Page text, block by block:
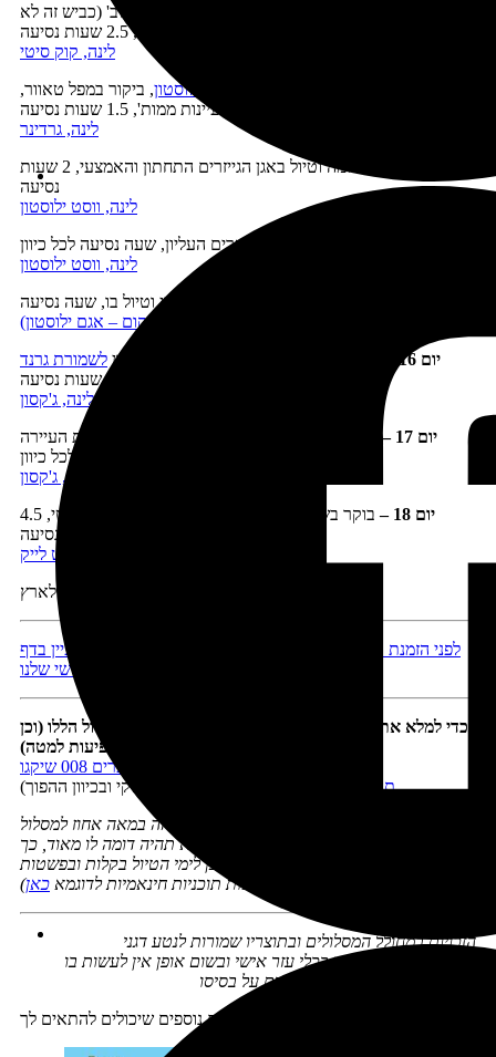
כניסה לשמורת ילוסטון דרך כביש 'שן הדוב' (כביש זה לא
מתאים לקרוואנים ארוכים), 2.5 שעות נסיעה
לינה, קוק סיטי
שמורת ילוסטון, ביקור במפל טאוור,
ואחר הצהריים טיול במעיינות ממות', 1.5 שעות נסיעה
לינה, גרדינר
נסיעה דרומה וטיול באגן הגייזרים התחתון והאמצעי, 2 שעות
נסיעה
לינה, ווסט ילוסטון
טיול באגן הגייזרים העליון, שעה נסיעה לכל כיוון
לינה, ווסט ילוסטון
נסיעה לגרנד קניון של הילוסטון וטיול בו, שעה נסיעה
לינה, קניון (ואם אין מקום – אגם ילוסטון)
יום 16 –
נסיעה דררך עמק היידן ודרך אגם ילוסטון לשמורת גרנד
לינה, ג'קסון
יום 17 –
טיולים ופעילויות בשמורת גרנד טיטון ובסביבות העיירה
ג'קסון, פחות משעה נסיעה לכל כיוון
לינה, ג'קסון
יום 18 –
בוקר בשמורת גרנד טיטון ונסיעה לסולט לייק סיטי, 4.5
שעות נסיעה
לינה, סולט לייק
טיסה לארץ
לפני הזמנת טיסות, מלונות ורכב, ולפני היציאה לדרך כדאי לעיין בדף
המידע השימושי שלנו
כדי למלא את המסלול בתוכן מומלץ להיעזר בתוכניות הטיול הללו (וכן
ערים 008 שיקגו
תוכנית טיול מערב 020
(רק לילוסטון, חלקי ובכיוון ההפוך)
תוכנית הטיול המוצעת לא תהיה בהכרח זהה במאה אחוז למסלול
שבחרתם ב'מחולל-המסלולים', אך היא תהיה דומה לו מאוד, כך
שתוכלו להיעזר בה כדי להכניס תוכן לימי הטיול בקלות ובפשטות
(אפשר לראות תוכניות חינאמיות לדוגמא כאן)
הזכויות במחולל המסלולים ובתוצריו שמורות לנטע דגני
מחולל המסלולים נועד ככלי עזר אישי ובשום אופן אין לעשות בו
שימוש מסחרי או לספק שירותים על בסיסו